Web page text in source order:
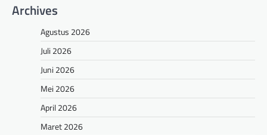
Archives
Agustus 2026
Juli 2026
Juni 2026
Mei 2026
April 2026
Maret 2026